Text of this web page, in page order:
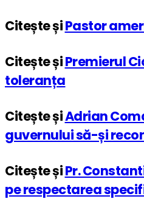
Citește șiPastor
Citește șiPremierul
toleranța
Citește șiAdrian
guvernului să-și
Citește șiPr.
pe respectarea